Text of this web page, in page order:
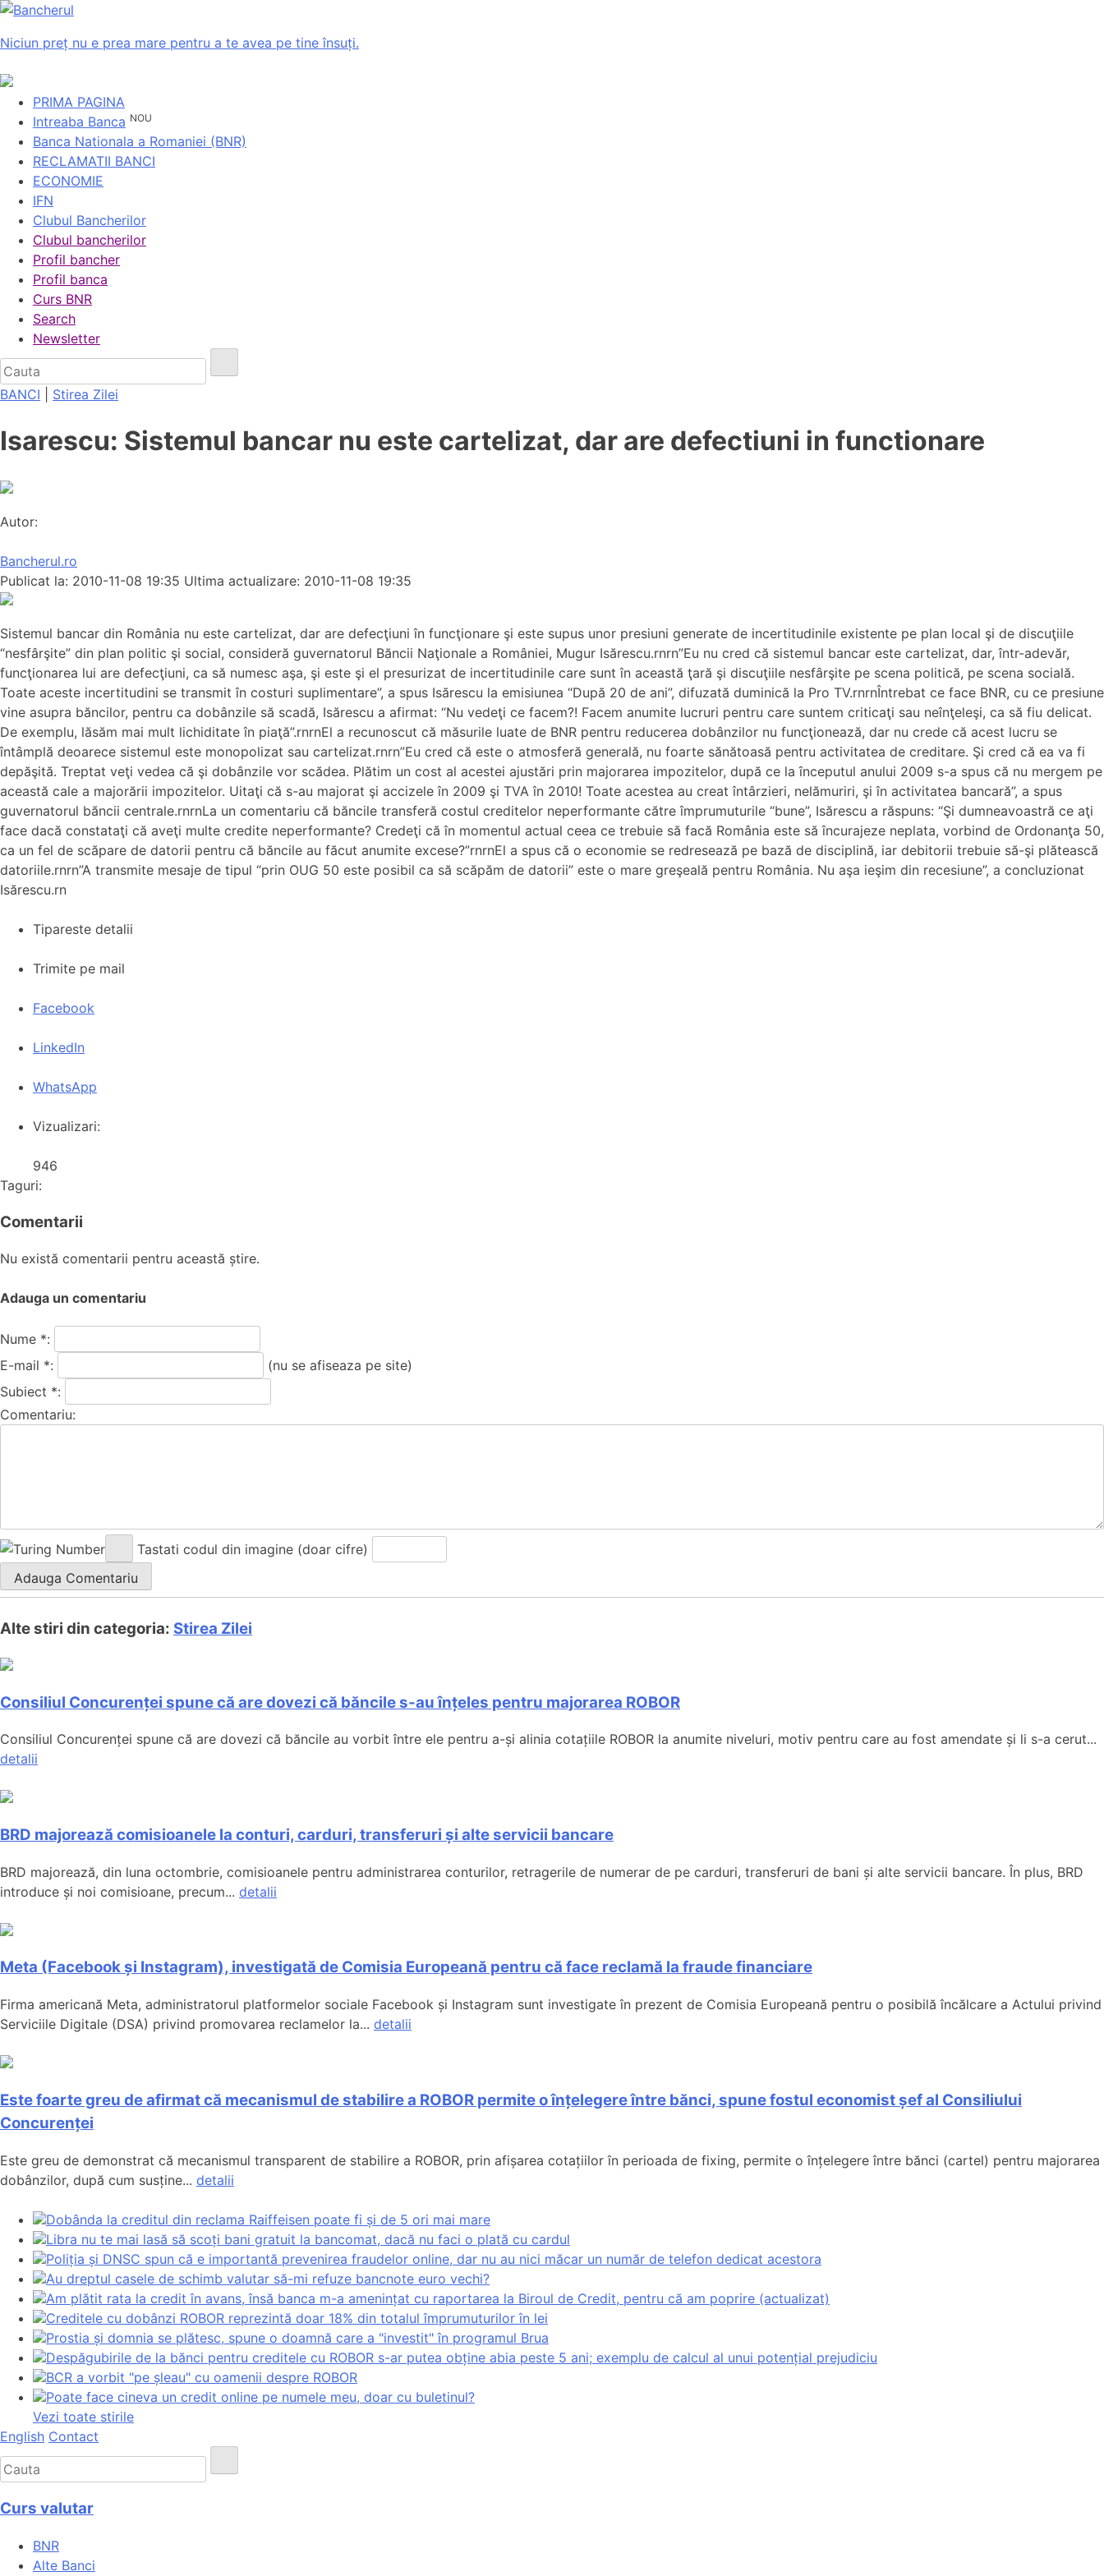
Niciun preț nu e prea mare pentru a te avea pe tine însuți.
PRIMA PAGINA
Intreaba Banca NOU
Banca Nationala a Romaniei (BNR)
RECLAMATII BANCI
ECONOMIE
IFN
Clubul Bancherilor
Clubul bancherilor
Profil bancher
Profil banca
Curs BNR
Search
Newsletter
BANCI Stirea Zilei
Isarescu: Sistemul bancar nu este cartelizat, dar are defectiuni in functionare
Autor:
Bancherul.ro
Publicat la: 2010-11-08 19:35 Ultima actualizare: 2010-11-08 19:35
Sistemul bancar din România nu este cartelizat, dar are defecţiuni în funcţionare şi este supus unor presiuni generate de incertitudinile existente pe plan local şi de discuţiile
“nesfârşite” din plan politic şi social, consideră guvernatorul Băncii Naţionale a României, Mugur Isărescu.rnrn”Eu nu cred că sistemul bancar este cartelizat, dar, într-adevăr,
funcţionarea lui are defecţiuni, ca să numesc aşa, şi este şi el presurizat de incertitudinile care sunt în această ţară şi discuţiile nesfârşite pe scena politică, pe scena socială.
Toate aceste incertitudini se transmit în costuri suplimentare”, a spus Isărescu la emisiunea “După 20 de ani”, difuzată duminică la Pro TV.rnrnÎntrebat ce face BNR, cu ce presiune
vine asupra băncilor, pentru ca dobânzile să scadă, Isărescu a afirmat: “Nu vedeţi ce facem?! Facem anumite lucruri pentru care suntem criticaţi sau neînţeleşi, ca să fiu delicat.
De exemplu, lăsăm mai mult lichiditate în piaţă”.rnrnEl a recunoscut că măsurile luate de BNR pentru reducerea dobânzilor nu funcţionează, dar nu crede că acest lucru se
întâmplă deoarece sistemul este monopolizat sau cartelizat.rnrn”Eu cred că este o atmosferă generală, nu foarte sănătoasă pentru activitatea de creditare. Şi cred că ea va fi
depăşită. Treptat veţi vedea că şi dobânzile vor scădea. Plătim un cost al acestei ajustări prin majorarea impozitelor, după ce la începutul anului 2009 s-a spus că nu mergem pe
această cale a majorării impozitelor. Uitaţi că s-au majorat şi accizele în 2009 şi TVA în 2010! Toate acestea au creat întârzieri, nelămuriri, şi în activitatea bancară”, a spus
guvernatorul băncii centrale.rnrnLa un comentariu că băncile transferă costul creditelor neperformante către împrumuturile “bune”, Isărescu a răspuns: “Şi dumneavoastră ce aţi
face dacă constataţi că aveţi multe credite neperformante? Credeţi că în momentul actual ceea ce trebuie să facă România este să încurajeze neplata, vorbind de Ordonanţa 50,
ca un fel de scăpare de datorii pentru că băncile au făcut anumite excese?”rnrnEl a spus că o economie se redresează pe bază de disciplină, iar debitorii trebuie să-şi plătească
datoriile.rnrn”A transmite mesaje de tipul “prin OUG 50 este posibil ca să scăpăm de datorii” este o mare greşeală pentru România. Nu aşa ieşim din recesiune”, a concluzionat
Isărescu.rn
Tipareste detalii
Trimite pe mail
Facebook
LinkedIn
WhatsApp
Vizualizari:
946
Taguri:
Comentarii
Nu există comentarii pentru această știre.
Adauga un comentariu
Nume *:
E-mail *:
(nu se afiseaza pe site)
Subiect *:
Comentariu:
Tastati codul din imagine (doar cifre)
Alte stiri din categoria: Stirea Zilei
Consiliul Concurenței spune că are dovezi că băncile s-au înțeles pentru majorarea ROBOR
Consiliul Concurenței spune că are dovezi că băncile au vorbit între ele pentru a-și alinia cotațiile ROBOR la anumite niveluri, motiv pentru care au fost amendate și li s-a cerut...
detalii
BRD majorează comisioanele la conturi, carduri, transferuri și alte servicii bancare
BRD majorează, din luna octombrie, comisioanele pentru administrarea conturilor, retragerile de numerar de pe carduri, transferuri de bani și alte servicii bancare. În plus, BRD
introduce și noi comisioane, precum... detalii
Meta (Facebook și Instagram), investigată de Comisia Europeană pentru că face reclamă la fraude financiare
Firma americană Meta, administratorul platformelor sociale Facebook și Instagram sunt investigate în prezent de Comisia Europeană pentru o posibilă încălcare a Actului privind
Serviciile Digitale (DSA) privind promovarea reclamelor la... detalii
Este foarte greu de afirmat că mecanismul de stabilire a ROBOR permite o înțelegere între bănci, spune fostul economist șef al Consiliului
Concurenței
Este greu de demonstrat că mecanismul transparent de stabilire a ROBOR, prin afișarea cotațiilor în perioada de fixing, permite o înțelegere între bănci (cartel) pentru majorarea
dobânzilor, după cum susține... detalii
Dobânda la creditul din reclama Raiffeisen poate fi și de 5 ori mai mare
Libra nu te mai lasă să scoți bani gratuit la bancomat, dacă nu faci o plată cu cardul
Poliția și DNSC spun că e importantă prevenirea fraudelor online, dar nu au nici măcar un număr de telefon dedicat acestora
Au dreptul casele de schimb valutar să-mi refuze bancnote euro vechi?
Am plătit rata la credit în avans, însă banca m-a amenințat cu raportarea la Biroul de Credit, pentru că am poprire (actualizat)
Creditele cu dobânzi ROBOR reprezintă doar 18% din totalul împrumuturilor în lei
Prostia și domnia se plătesc, spune o doamnă care a "investit" în programul Brua
Despăgubirile de la bănci pentru creditele cu ROBOR s-ar putea obține abia peste 5 ani; exemplu de calcul al unui potențial prejudiciu
BCR a vorbit "pe șleau" cu oamenii despre ROBOR
Poate face cineva un credit online pe numele meu, doar cu buletinul?
Vezi toate stirile
English Contact
Curs valutar
BNR
Alte Banci